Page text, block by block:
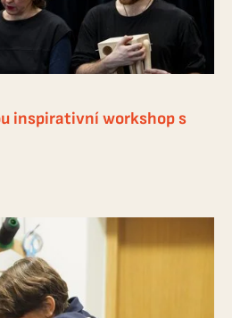
inspirativní workshop s